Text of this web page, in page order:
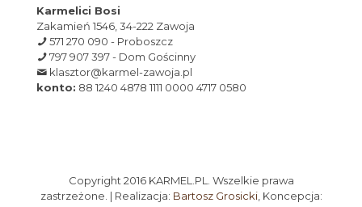
Karmelici Bosi
Zakamień 1546, 34-222 Zawoja
571 270 090 - Proboszcz
797 907 397 - Dom Gościnny
klasztor@karmel-zawoja.pl
konto: 88 1240 4878 1111 0000 4717 0580
Copyright 2016 KARMEL.PL. Wszelkie prawa
zastrzeżone. | Realizacja: Bartosz Grosicki, Koncepcja: